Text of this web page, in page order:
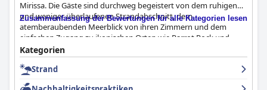
Mirissa. Die Gäste sind durchweg begeistert von dem ruhigen
und weniger überlaufenen Strandabschnitt, dem
atemberaubenden Meerblick von ihren Zimmern und dem
einfachen Zugang zu ikonischen Orten wie Parrot Rock und
Coconut Tree Hill. Das Hotel ist perfekt gelegen, um sowohl zu
erkunden als auch sich zurückzuziehen, mit der Nähe zu
lebhaften Strandrestaurants und exzellenten Surfspots,
während es gleichzeitig eine ruhige, oasenartige Atmosphäre
Zusammenfassung der Bewertungen für alle Kategorien lesen
Kategorien
Strand